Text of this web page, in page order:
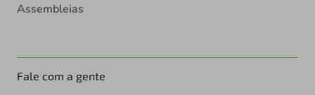
Assembleias
Fale com a gente